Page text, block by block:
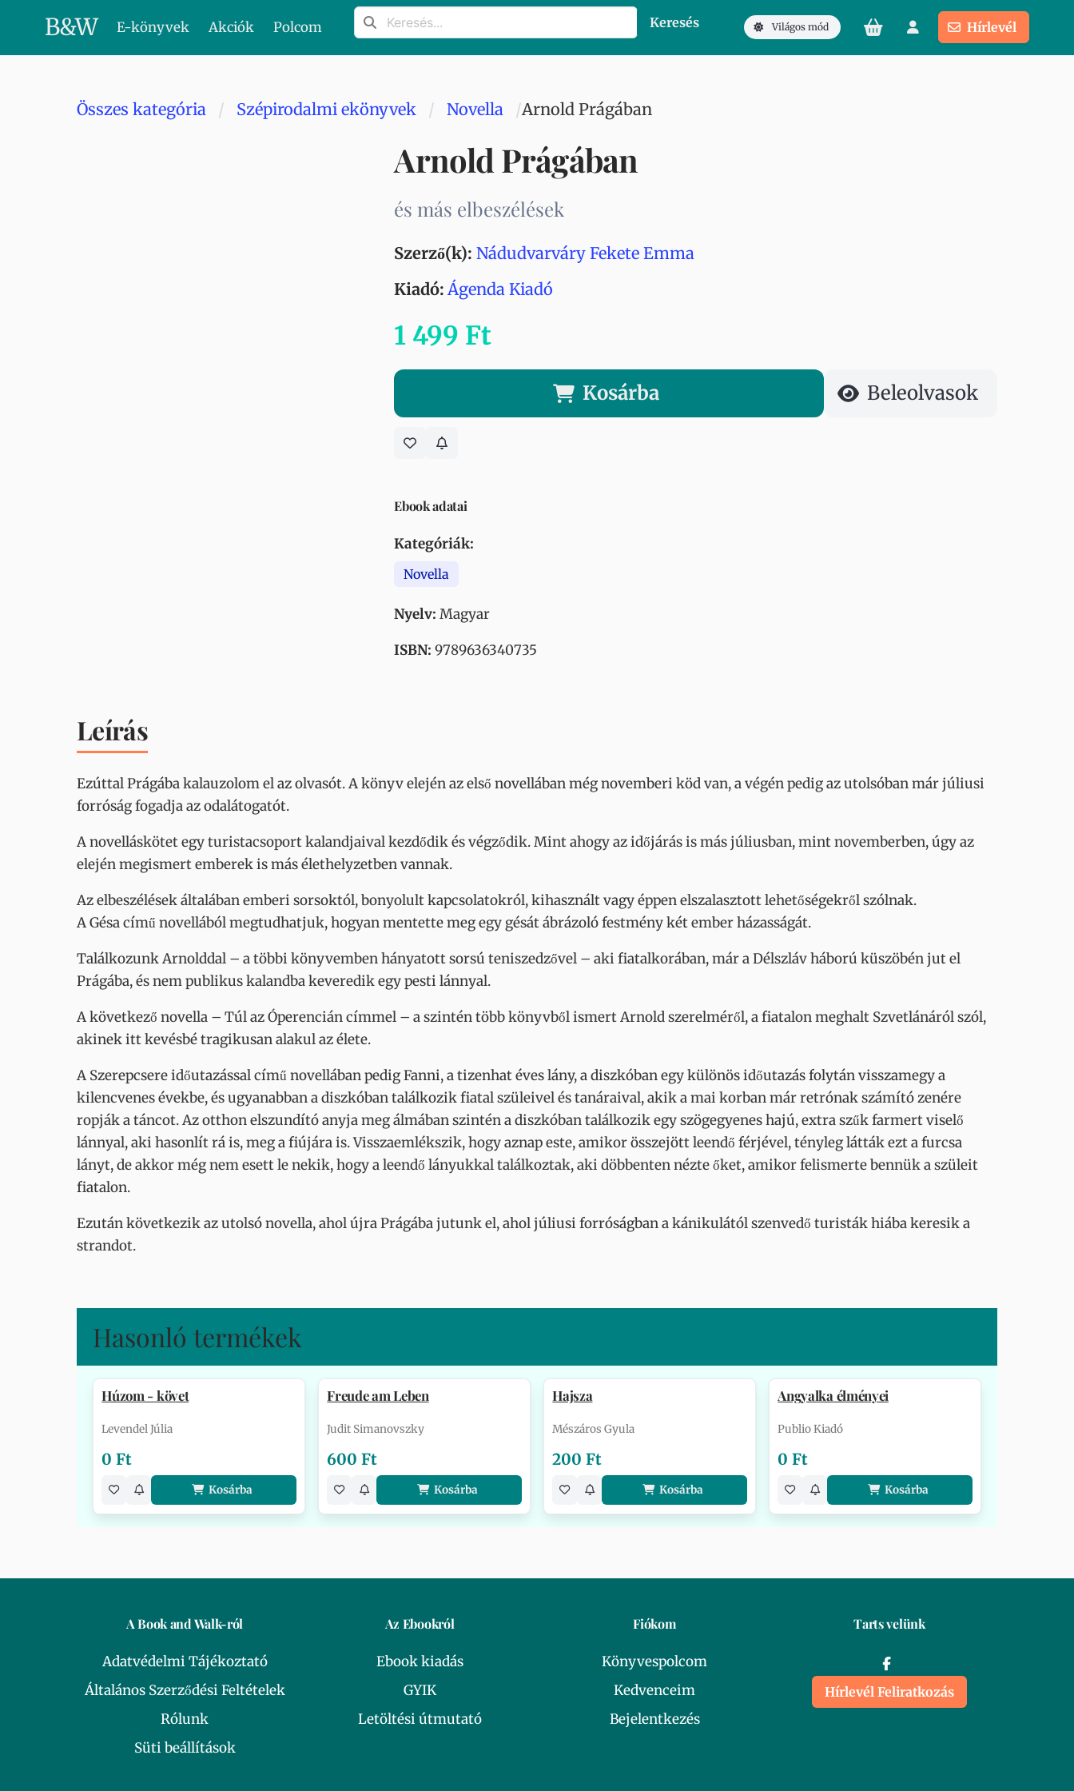
B&W E-könyvek Akciók Polcom Keresés Világos mód Hírlevél
Összes kategória Szépirodalmi ekönyvek Novella Arnold Prágában
Arnold Prágában
és más elbeszélések
Szerző(k): Nádudvarváry Fekete Emma
Kiadó: Ágenda Kiadó
1 499 Ft
Kosárba Beleolvasok
Ebook adatai
Kategóriák:
Novella
Nyelv: Magyar
ISBN: 9789636340735
Leírás
Ezúttal Prágába kalauzolom el az olvasót. A könyv elején az első novellában még novemberi köd van, a végén pedig az utolsóban már júliusi
forróság fogadja az odalátogatót.
A novelláskötet egy turistacsoport kalandjaival kezdődik és végződik. Mint ahogy az időjárás is más júliusban, mint novemberben, úgy az
elején megismert emberek is más élethelyzetben vannak.
Az elbeszélések általában emberi sorsoktól, bonyolult kapcsolatokról, kihasznált vagy éppen elszalasztott lehetőségekről szólnak.
A Gésa című novellából megtudhatjuk, hogyan mentette meg egy gésát ábrázoló festmény két ember házasságát.
Találkozunk Arnolddal – a többi könyvemben hányatott sorsú teniszedzővel – aki fiatalkorában, már a Délszláv háború küszöbén jut el
Prágába, és nem publikus kalandba keveredik egy pesti lánnyal.
A következő novella – Túl az Óperencián címmel – a szintén több könyvből ismert Arnold szerelméről, a fiatalon meghalt Szvetlánáról szól,
akinek itt kevésbé tragikusan alakul az élete.
A Szerepcsere időutazással című novellában pedig Fanni, a tizenhat éves lány, a diszkóban egy különös időutazás folytán visszamegy a
kilencvenes évekbe, és ugyanabban a diszkóban találkozik fiatal szüleivel és tanáraival, akik a mai korban már retrónak számító zenére
ropják a táncot. Az otthon elszundító anyja meg álmában szintén a diszkóban találkozik egy szögegyenes hajú, extra szűk farmert viselő
lánnyal, aki hasonlít rá is, meg a fiújára is. Visszaemlékszik, hogy aznap este, amikor összejött leendő férjével, tényleg látták ezt a furcsa
lányt, de akkor még nem esett le nekik, hogy a leendő lányukkal találkoztak, aki döbbenten nézte őket, amikor felismerte bennük a szüleit
fiatalon.
Ezután következik az utolsó novella, ahol újra Prágába jutunk el, ahol júliusi forróságban a kánikulától szenvedő turisták hiába keresik a
strandot.
Hasonló termékek
Húzom - követ
Levendel Júlia
0 Ft
Kosárba
Freude am Leben
Judit Simanovszky
600 Ft
Kosárba
Hajsza
Mészáros Gyula
200 Ft
Kosárba
Angyalka élményei
Publio Kiadó
0 Ft
Kosárba
A Book and Walk-ról
Adatvédelmi Tájékoztató
Általános Szerződési Feltételek
Rólunk
Süti beállítások
Az Ebookról
Ebook kiadás
GYIK
Letöltési útmutató
Fiókom
Könyvespolcom
Kedvenceim
Bejelentkezés
Tarts velünk
Hírlevél Feliratkozás